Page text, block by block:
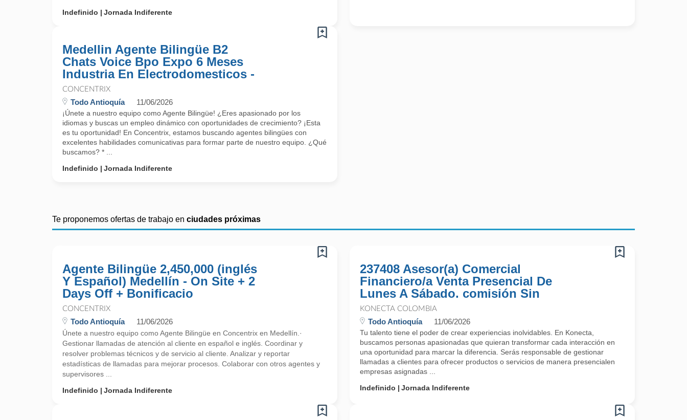
Indefinido
Jornada Indiferente
Medellin Agente Bilingüe B2
Chats Voice Bpo Expo 6 Meses
Industria En Electrodomesticos -
CONCENTRIX
Todo Antioquía 11/06/2026
¡Únete a nuestro equipo como Agente Bilingüe! ¿Eres apasionado por los
idiomas y buscas un empleo dinámico con oportunidades de crecimiento? ¡Esta
es tu oportunidad! En Concentrix, estamos buscando agentes bilingües con
excelentes habilidades comunicativas para formar parte de nuestro equipo. ¿Qué
buscamos? * ...
Indefinido
Jornada Indiferente
Te proponemos ofertas de trabajo en ciudades próximas
Agente Bilingüe 2,450,000 (inglés
Y Español) Medellín - On Site + 2
Days Off + Bonificacio
CONCENTRIX
Todo Antioquía 11/06/2026
Únete a nuestro equipo como Agente Bilingüe en Concentrix en Medellín.·
Gestionar llamadas de atención al cliente en español e inglés. Coordinar y
resolver problemas técnicos y de servicio al cliente. Analizar y reportar
estadísticas de llamadas para mejorar procesos. Colaborar con otros agentes y
supervisores ...
Indefinido
Jornada Indiferente
237408 Asesor(a) Comercial
Financiero/a Venta Presencial De
Lunes A Sábado. comisión Sin
KONECTA COLOMBIA
Todo Antioquía 11/06/2026
Tu talento tiene el poder de crear experiencias inolvidables. En Konecta,
buscamos personas apasionadas que quieran transformar cada interacción en
una oportunidad para marcar la diferencia. Serás responsable de gestionar
llamadas a clientes para ofrecer productos o servicios de manera presencialen
empresas asignadas ...
Indefinido
Jornada Indiferente